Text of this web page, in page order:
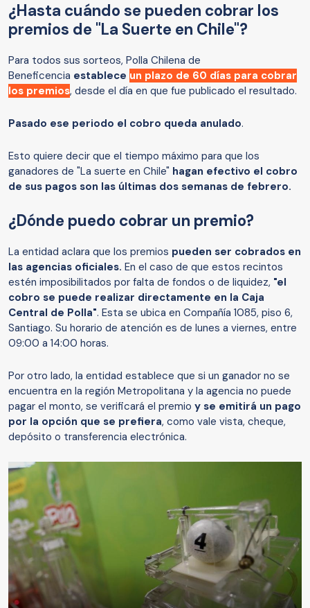
¿Hasta cuándo se pueden cobrar los
premios de "La Suerte en Chile"?
Para todos sus sorteos, Polla Chilena de
Beneficencia establece un plazo de 60 días para cobrar
los premios, desde el día en que fue publicado el resultado.
Pasado ese periodo el cobro queda anulado.
Esto quiere decir que el tiempo máximo para que los
ganadores de "La suerte en Chile" hagan efectivo el cobro
de sus pagos son las últimas dos semanas de febrero.
¿Dónde puedo cobrar un premio?
La entidad aclara que los premios pueden ser cobrados en
las agencias oficiales. En el caso de que estos recintos
estén imposibilitados por falta de fondos o de liquidez, "el
cobro se puede realizar directamente en la Caja
Central de Polla". Esta se ubica en Compañía 1085, piso 6,
Santiago. Su horario de atención es de lunes a viernes, entre
09:00 a 14:00 horas.
Por otro lado, la entidad establece que si un ganador no se
encuentra en la región Metropolitana y la agencia no puede
pagar el monto, se verificará el premio y se emitirá un pago
por la opción que se prefiera, como vale vista, cheque,
depósito o transferencia electrónica.